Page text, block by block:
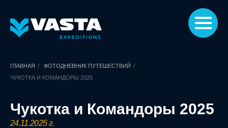
ГЛАВНАЯ / ФОТОДНЕВНИК ПУТЕШЕСТВИЙ /
ЧУКОТКА И КОМАНДОРЫ 2025
Чукотка и Командоры 2025
24.11.2025 г.